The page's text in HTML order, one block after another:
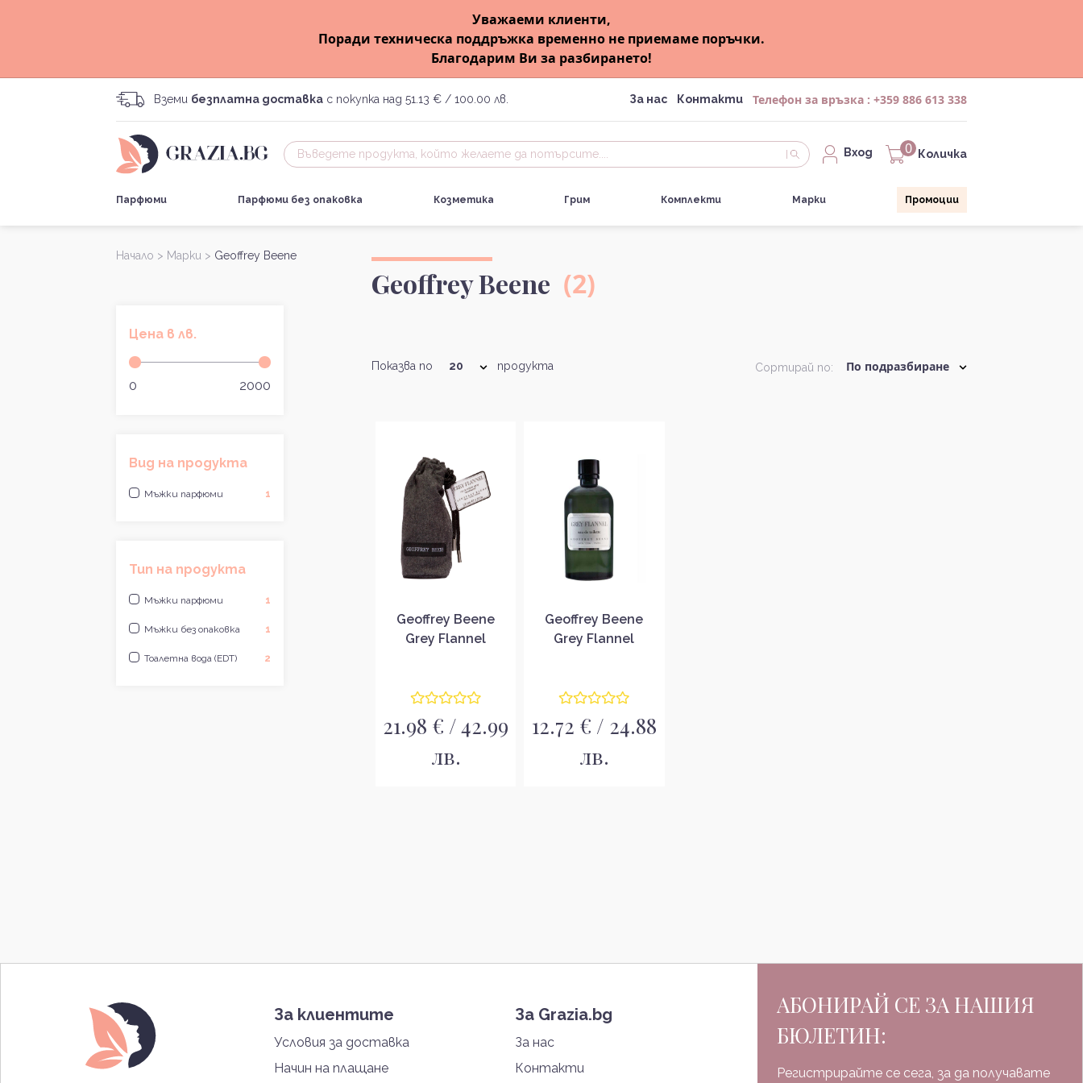
Уважаеми клиенти,
Поради техническа поддръжка временно не приемаме поръчки.
Благодарим Ви за разбирането!
Вземи безплатна доставка с покупка над 51.13 € / 100.00 лв. За нас Контакти Телефон за връзка : +359 886 613 338
Вход 0 Количка
Парфюми Парфюми без опаковка Козметика Грим Комплекти Марки Промоции
Начало > Марки > Geoffrey Beene
Цена в лв.
0 2000
Вид на продукта
Мъжки парфюми 1
Тип на продукта
Мъжки парфюми 1
Мъжки без опаковка 1
Тоалетна вода (EDT) 2
Geoffrey Beene (2)
Показва по продукта Сортирай по:
Geoffrey Beene
Grey Flannel
21.98 € / 42.99
лв.
Geoffrey Beene
Grey Flannel
опаковка EDT
12.72 € / 24.88
лв.
За клиентите
Условия за доставка
Начин на плащане
За Grazia.bg
За нас
Контакти
АБОНИРАЙ СЕ ЗА НАШИЯ
БЮЛЕТИН:
Регистрирайте се сега, за да получавате